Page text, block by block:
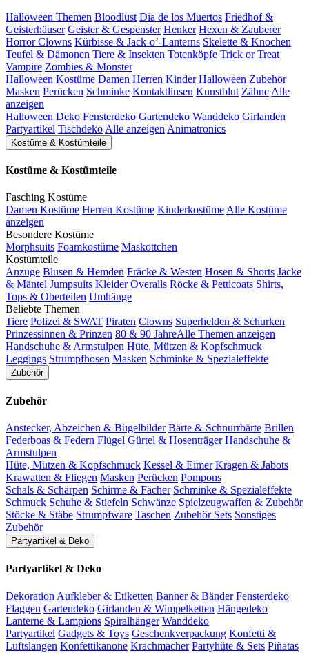
Halloween Themen Bloodlust Dia de los Muertos Friedhof &
Geisterhäuser Geister & Gespenster Henker Hexen & Zauberer
Horror Clowns Kürbisse & Jack-o’-Lanterns Skelette & Knochen
Teufel & Dämonen Tiere & Insekten Totenköpfe Trick or Treat
Vampire Zombies & Monster
Halloween Kostüme Damen Herren Kinder Halloween Zubehör
Masken Perücken Schminke Kontaktlinsen Kunstblut Zähne Alle
anzeigen
Halloween Deko Fensterdeko Gartendeko Wanddeko Girlanden
Partyartikel Tischdeko Alle anzeigen Animatronics
Kostüme & Kostümteile
Kostüme & Kostümteile
Fasching Kostüme
Damen Kostüme Herren Kostüme KinderkostümeAlle Kostüme
anzeigen
Besondere Kostüme
Morphsuits Foamkostüme Maskottchen
Kostümteile
Anzüge Blusen & Hemden Fräcke & Westen Hosen & Shorts Jacke
& Mäntel Jumpsuits Kleider Overalls Röcke & Petticoats Shirts,
Tops & Oberteilen Umhänge
Beliebte Themen
Tiere Polizei & SWAT Piraten Clowns Superhelden & Schurken
Prinzessinnen & Prinzen 80 & 90 JahreAlle Themen anzeigen
Handschuhe & Armstulpen Hüte, Mützen & Kopfschmuck
Leggings Strumpfhosen Masken Schminke & Spezialeffekte
Zubehör
Zubehör
Anstecker, Abzeichen & Bügelbilder Bärte & Schnurrbärte Brillen
Federboas & Federn Flügel Gürtel & Hosenträger Handschuhe &
Armstulpen
Hüte, Mützen & Kopfschmuck Kessel & Eimer Kragen & Jabots
Krawatten & Fliegen Masken Perücken Pompons
Schals & Schärpen Schirme & Fächer Schminke & Spezialeffekte
Schmuck Schuhe & Stiefeln Schwänze Spielzeugwaffen & Zubehör
Stöcke & Stäbe Strumpfware Taschen Zubehör Sets Sonstiges
Zubehör
Partyartikel & Deko
Partyartikel & Deko
Dekoration Aufkleber & Etiketten Banner & Bänder Fensterdeko
Flaggen Gartendeko Girlanden & Wimpelketten Hängedeko
Lanterne & Lampions Spiralhänger Wanddeko
Partyartikel Gadgets & Toys Geschenkverpackung Konfetti &
Luftslangen Konfettikanone Krachmacher Partyhüte & Sets Piñatas